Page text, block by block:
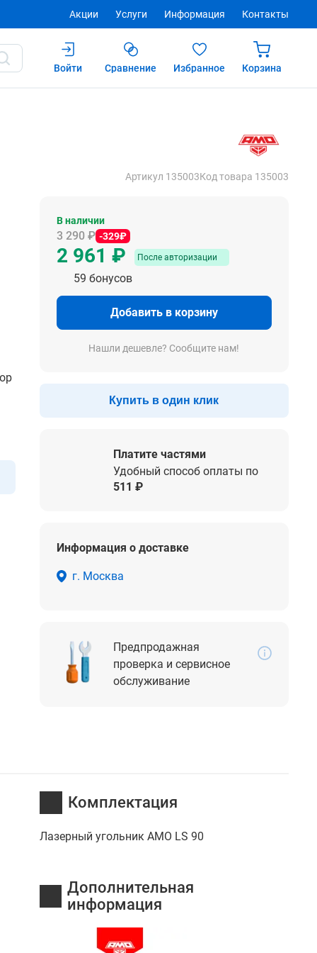
Акции Услуги Информация Контакты
Войти Сравнение Избранное Корзина
Артикул 135003Код товара 135003
В наличии
3 290 ₽ -329₽
2 961 ₽ После авторизации
59 бонусов
Добавить в корзину
Нашли дешевле? Сообщите нам!
Купить в один клик
Платите частями
Удобный способ оплаты по
511 ₽
Информация о доставке
г. Москва
Предпродажная
проверка и сервисное
обслуживание
Комплектация
Лазерный угольник AMO LS 90
Дополнительная
информация